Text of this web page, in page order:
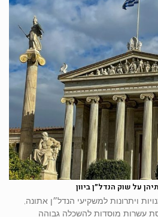
על שוק הנדל״ן ביוון
ויתרונות למשקיעי הנדל״ן אתונה,
עשרות מוסדות להשכלה גבוהה